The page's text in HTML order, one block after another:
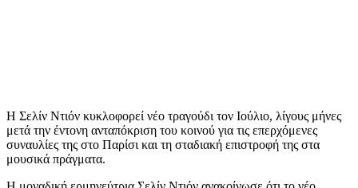
Η Σελίν Ντιόν κυκλοφορεί νέο τραγούδι τον Ιούλιο, λίγους μήνες
μετά την έντονη ανταπόκριση του κοινού για τις επερχόμενες
συναυλίες της στο Παρίσι και τη σταδιακή επιστροφή της στα
μουσικά πράγματα.